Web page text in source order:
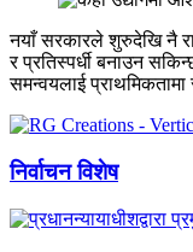
नयाँ सरकारले शुरुदेखि नै
र प्रतिस्पर्धी बनाउन
समन्वयलाई
निर्वाचन विशेष